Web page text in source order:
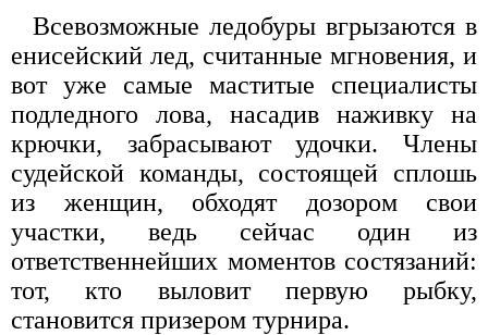
Всевозможные ледобуры вгрызаются в
енисейский лед, считанные мгновения, и
вот уже самые маститые специалисты
подледного лова, насадив наживку на
крючки, забрасывают удочки. Члены
судейской команды, состоящей сплошь
из женщин, обходят дозором свои
участки, ведь сейчас один из
ответственнейших моментов состязаний:
тот, кто выловит первую рыбку,
становится призером турнира.